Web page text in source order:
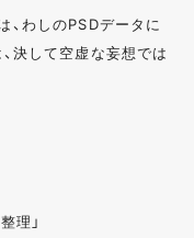
、わしのPSDデータに
決して空虚な妄想では
理」